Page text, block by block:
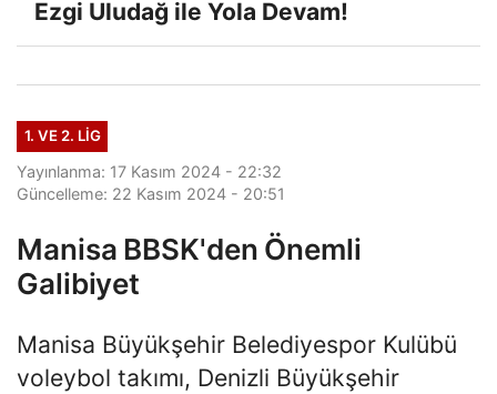
Ezgi Uludağ ile Yola Devam!
1. VE 2. LIG
Yayınlanma: 17 Kasım 2024 - 22:32
Güncelleme: 22 Kasım 2024 - 20:51
Manisa BBSK'den Önemli
Galibiyet
Manisa Büyükşehir Belediyespor Kulübü
voleybol takımı, Denizli Büyükşehir